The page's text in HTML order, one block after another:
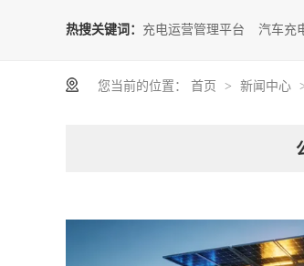
热搜关键词： 充电运营管理平台 汽车充
您当前的位置： 首页 > 新闻中心